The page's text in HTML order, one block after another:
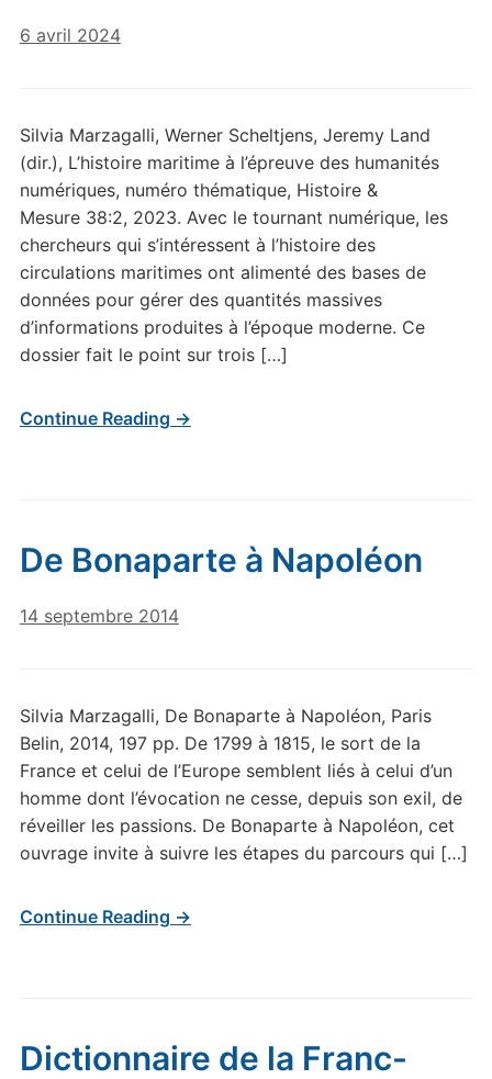
6 avril 2024
Silvia Marzagalli, Werner Scheltjens, Jeremy Land
(dir.), L’histoire maritime à l’épreuve des humanités
numériques, numéro thématique, Histoire &
Mesure 38:2, 2023. Avec le tournant numérique, les
chercheurs qui s’intéressent à l’histoire des
circulations maritimes ont alimenté des bases de
données pour gérer des quantités massives
d’informations produites à l’époque moderne. Ce
dossier fait le point sur trois […]
Continue Reading →
De Bonaparte à Napoléon
14 septembre 2014
Silvia Marzagalli, De Bonaparte à Napoléon, Paris
Belin, 2014, 197 pp. De 1799 à 1815, le sort de la
France et celui de l’Europe semblent liés à celui d’un
homme dont l’évocation ne cesse, depuis son exil, de
réveiller les passions. De Bonaparte à Napoléon, cet
ouvrage invite à suivre les étapes du parcours qui […]
Continue Reading →
Dictionnaire de la Franc-